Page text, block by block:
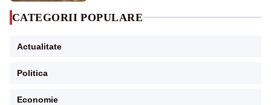
CATEGORII POPULARE
Actualitate
Politica
Economie